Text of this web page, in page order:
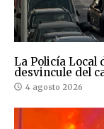
La Policía Local
desvincule del
4 agosto 2026